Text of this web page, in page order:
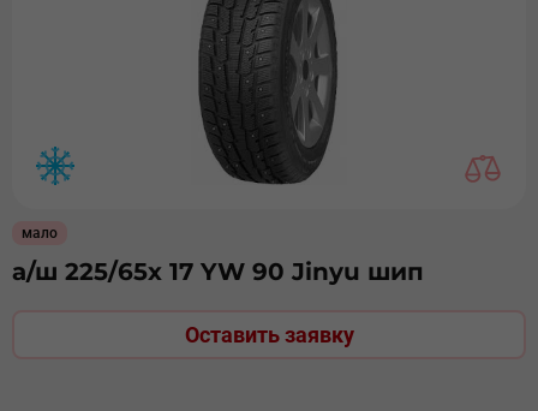
мало
а/ш 225/65х 17 YW 90 Jinyu шип
Оставить заявку